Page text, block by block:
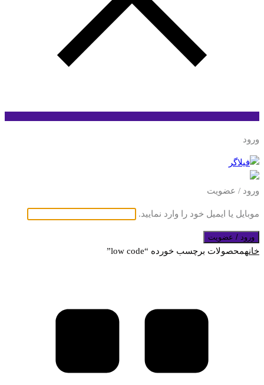
ورود
ورود / عضویت
موبایل یا ایمیل خود را وارد نمایید.
ورود / عضویت
خانهمحصولات برچسب خورده “low code”